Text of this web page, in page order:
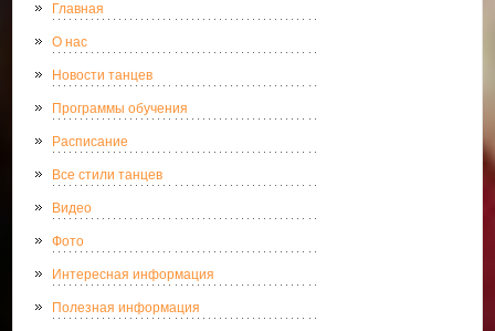
Главная
О нас
Новости танцев
Программы обучения
Расписание
Все стили танцев
Видео
Фото
Интересная информация
Полезная информация